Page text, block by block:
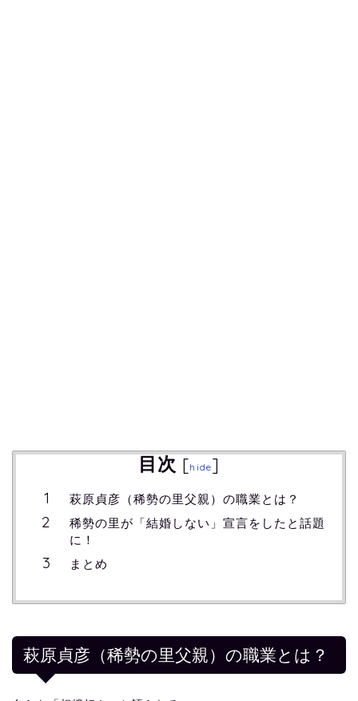
目次 [hide]
萩原貞彦（稀勢の里父親）の職業とは？
稀勢の里が「結婚しない」宣言をしたと話題
に！
まとめ
萩原貞彦（稀勢の里父親）の職業とは？